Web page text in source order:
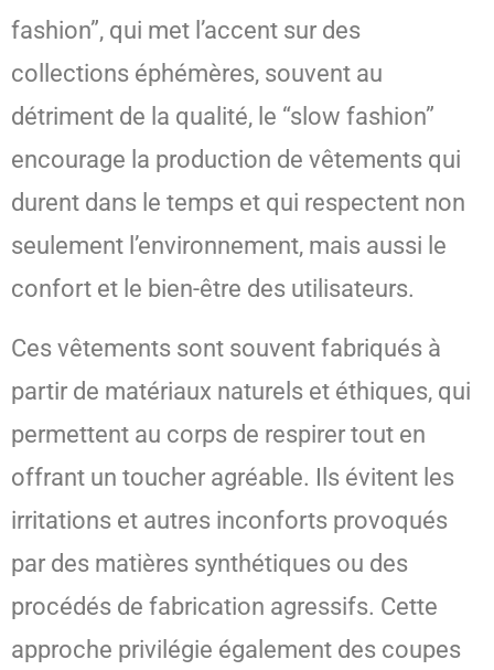
fashion”, qui met l’accent sur des
collections éphémères, souvent au
détriment de la qualité, le “slow fashion”
encourage la production de vêtements qui
durent dans le temps et qui respectent non
seulement l’environnement, mais aussi le
confort et le bien-être des utilisateurs.
Ces vêtements sont souvent fabriqués à
partir de matériaux naturels et éthiques, qui
permettent au corps de respirer tout en
offrant un toucher agréable. Ils évitent les
irritations et autres inconforts provoqués
par des matières synthétiques ou des
procédés de fabrication agressifs. Cette
approche privilégie également des coupes